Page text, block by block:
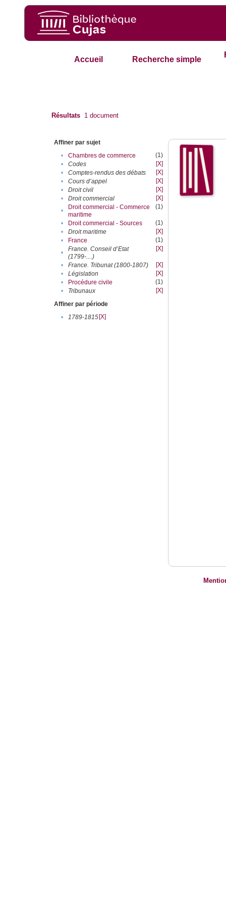
Accueil Recherche simple
Résultats 1 document
Affiner par sujet
•
Chambres de commerce
(1)
•
Codes
[X]
•
Comptes-rendus des débats
[X]
•
Cours d’appel
[X]
•
Droit civil
[X]
•
Droit commercial
[X]
•
Droit commercial - Commerce
maritime
(1)
• Droit commercial - Sources
(1)
•
Droit maritime
[X]
•
France
(1)
•
France. Conseil d’Etat
(1799-....)
[X]
• France. Tribunat (1800-1807)
[X]
•
Législation
[X]
•
Procédure civile
(1)
•
Tribunaux
[X]
Affiner par période
•
1789-1815[X]